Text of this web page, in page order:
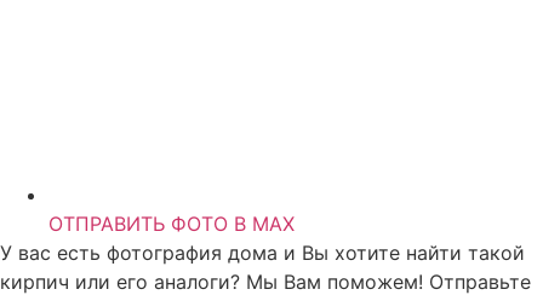
ОТПРАВИТЬ ФОТО В MAX
У вас есть фотография дома и Вы хотите найти такой
кирпич или его аналоги? Мы Вам поможем! Отправьте